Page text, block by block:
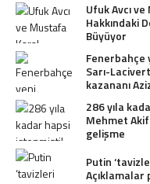
Ufuk Avcı
Hakkındaki
Büyüyor
Fenerbahçe
Sarı-
kazananı
286 yıla
Mehmet
gelişme
Putin
Açıklamalar